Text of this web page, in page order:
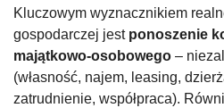
Kluczowym wyznacznikiem
gospodarczej jest ponoszenie
majątkowo-osobowego –
(własność, najem, leasing,
zatrudnienie, współpraca).